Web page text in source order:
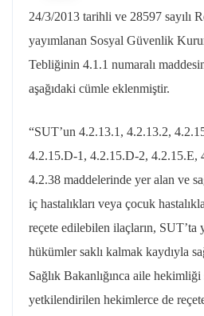
24/3/2013 tarihli ve 28597 sayılı
yayımlanan Sosyal Güvenlik
Tebliğinin 4.1.1 numaralı
aşağıdaki cümle eklenmiştir.
“SUT’un 4.2.13.1, 4.2.13.2,
4.2.15.D-1, 4.2.15.D-2, 4.2.15.E,
4.2.38 maddelerinde yer alan ve
iç hastalıkları veya çocuk
reçete edilebilen ilaçların, SUT’ta
hükümler saklı kalmak kaydıyla
Sağlık Bakanlığınca aile
yetkilendirilen hekimlerce de